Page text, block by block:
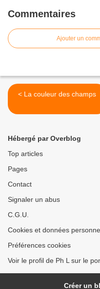
Commentaires
Ajouter un
< La couleur des champs
Hébergé par Overblog
Top articles
Pages
Contact
Signaler un abus
C.G.U.
Cookies et données
Préférences cookies
Voir le profil de Ph L sur le
Créer un